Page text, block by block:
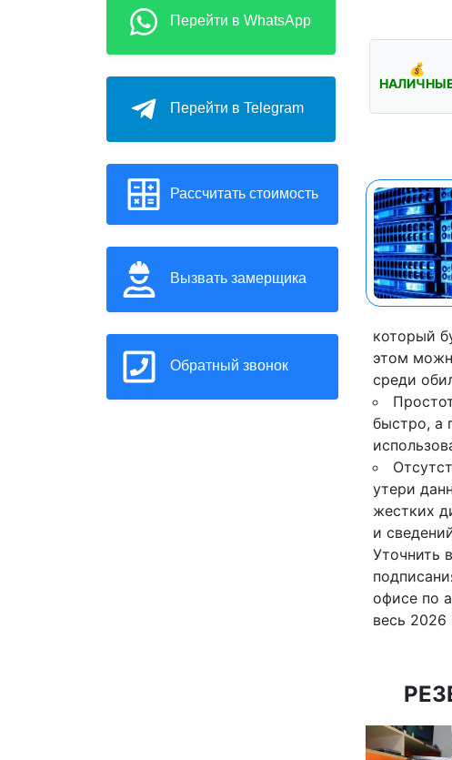
Перейти в WhatsApp
Перейти в Telegram
Рассчитать стоимость
Вызвать замерщика
Обратный звонок
💰
который
этом
среди
быстро, а
утери
жестких
и
Уточнить
офисе по
весь 2026